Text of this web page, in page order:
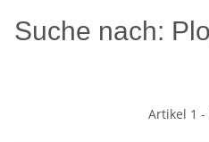
Suche nach:
Artikel 1 -